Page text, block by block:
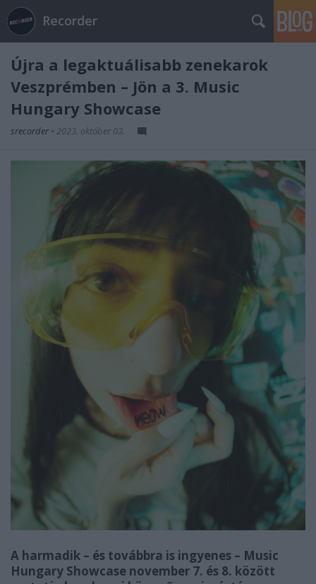
Recorder
Újra a legaktuálisabb zenekarok
Veszprémben – Jön a 3. Music
Hungary Showcase
srecorder • 2023. október 03.
A harmadik – és továbbra is ingyenes – Music
Hungary Showcase november 7. és 8. között